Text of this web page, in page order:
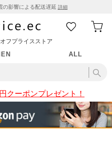
の影響による配送遅延 詳細
フプライスストア
ALL
クーポンプレゼント！